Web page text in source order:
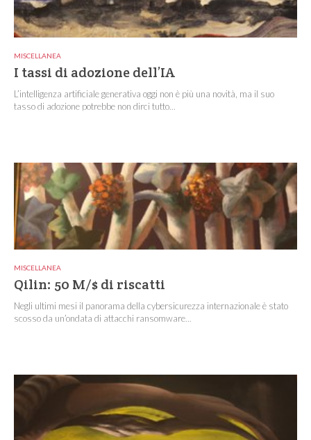
MISCELLANEA
I tassi di adozione dell’IA
L’intelligenza artificiale generativa oggi non è più una novità, ma il suo
tasso di adozione potrebbe non dirci tutto...
MISCELLANEA
Qilin: 50 M/$ di riscatti
Negli ultimi mesi il panorama della cybersicurezza internazionale è stato
scosso da un’ondata di attacchi ransomware...